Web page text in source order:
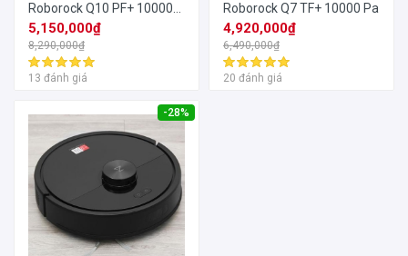
Roborock Q10 PF+ 10000
Pa
5,150,000₫
8,290,000₫
13 đánh giá
Roborock Q7 TF+ 10000 Pa
4,920,000₫
6,490,000₫
20 đánh giá
-28%